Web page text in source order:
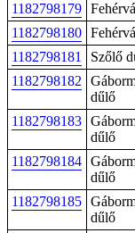
1182798179
1182798180
1182798181
Szőlő
1182798182
dűlő
1182798183
dűlő
1182798184
dűlő
1182798185
dűlő